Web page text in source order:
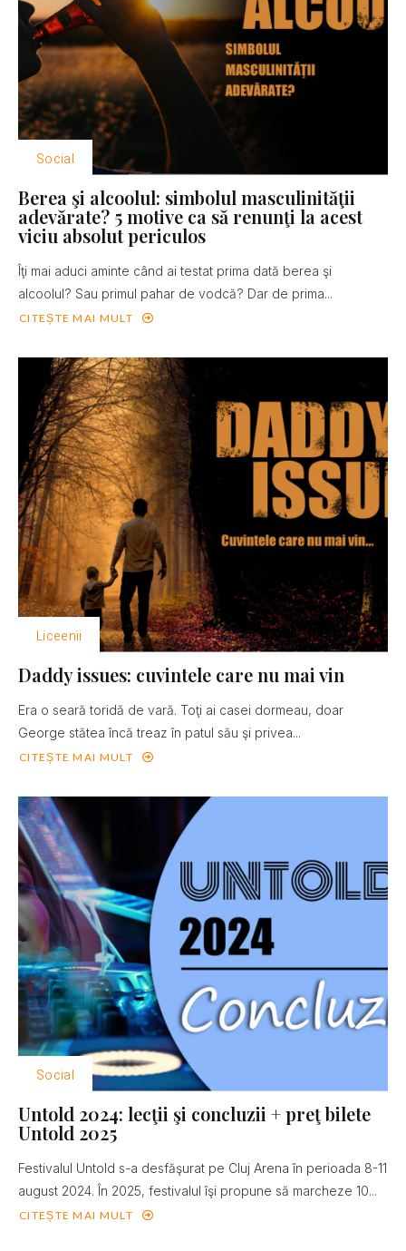
Social
Berea şi alcoolul: simbolul masculinităţii
adevărate? 5 motive ca să renunţi la acest
viciu absolut periculos
Îţi mai aduci aminte când ai testat prima dată berea şi
alcoolul? Sau primul pahar de vodcă? Dar de prima...
CITEȘTE MAI MULT
Liceenii
Daddy issues: cuvintele care nu mai vin
Era o seară toridă de vară. Toţi ai casei dormeau, doar
George stătea încă treaz în patul său şi privea...
CITEȘTE MAI MULT
Social
Untold 2024: lecţii şi concluzii + preţ bilete
Untold 2025
Festivalul Untold s-a desfăşurat pe Cluj Arena în perioada 8-11
august 2024. În 2025, festivalul îşi propune să marcheze 10...
CITEȘTE MAI MULT